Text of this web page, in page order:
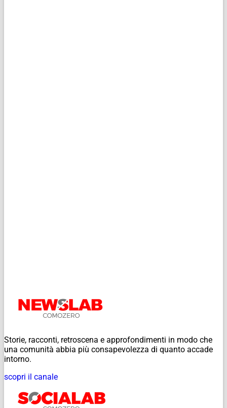
Storie, racconti, retroscena e approfondimenti in modo che
una comunità abbia più consapevolezza di quanto accade
intorno.
scopri il canale